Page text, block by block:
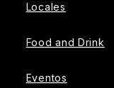
Locales
Food and Drink
Eventos